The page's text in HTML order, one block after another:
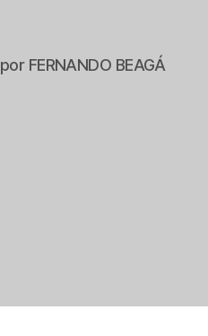
por FERNANDO BEAGÁ